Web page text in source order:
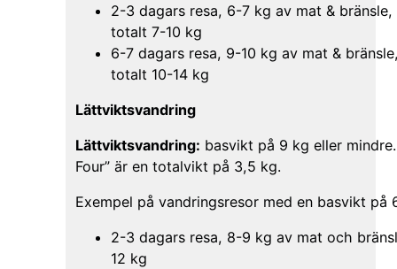
2-3 dagars resa, 6-7 kg av mat &
totalt 7-10 kg
6-7 dagars resa, 9-10 kg av mat &
totalt 10-14 kg
Lättviktsvandring
Lättviktsvandring: basvikt på 9 kg eller
Four” är en totalvikt på 3,5 kg.
Exempel på vandringsresor med en basvikt på
2-3 dagars resa, 8-9 kg av mat och
12 kg